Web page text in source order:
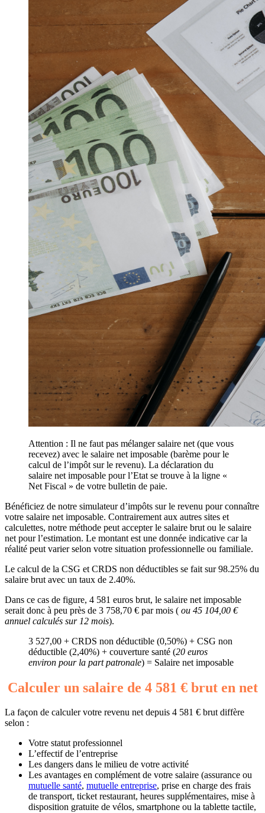
Attention : Il ne faut pas mélanger salaire net (que vous
recevez) avec le salaire net imposable (barème pour le
calcul de l’impôt sur le revenu). La déclaration du
salaire net imposable pour l’Etat se trouve à la ligne «
Net Fiscal » de votre bulletin de paie.
Bénéficiez de notre simulateur d’impôts sur le revenu pour connaître
votre salaire net imposable. Contrairement aux autres sites et
calculettes, notre méthode peut accepter le salaire brut ou le salaire
net pour l’estimation. Le montant est une donnée indicative car la
réalité peut varier selon votre situation professionnelle ou familiale.
Le calcul de la CSG et CRDS non déductibles se fait sur 98.25% du
salaire brut avec un taux de 2.40%.
Dans ce cas de figure, 4 581 euros brut, le salaire net imposable
serait donc à peu près de 3 758,70 € par mois ( ou 45 104,00 €
annuel calculés sur 12 mois).
3 527,00 + CRDS non déductible (0,50%) + CSG non
déductible (2,40%) + couverture santé (20 euros
environ pour la part patronale) = Salaire net imposable
Calculer un salaire de 4 581 € brut en net
La façon de calculer votre revenu net depuis 4 581 € brut diffère
selon :
Votre statut professionnel
L’effectif de l’entreprise
Les dangers dans le milieu de votre activité
Les avantages en complément de votre salaire (assurance ou
mutuelle santé, mutuelle entreprise, prise en charge des frais
de transport, ticket restaurant, heures supplémentaires, mise à
disposition gratuite de vélos, smartphone ou la tablette tactile,